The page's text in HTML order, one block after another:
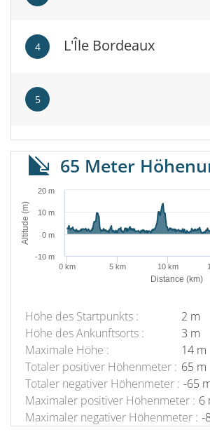
4 L'Île Bordeaux
5
65 Meter
Distance (km)
Altitude (m)
0 km 5 km 10 km
-10 m
0 m
10 m
20 m
Höhe des Startpunkts :
2 m
Höhe des Ankunftsorts :
3 m
Maximale Höhe :
14 m
Totaler positiver Höhenmeter : 65 m
Totaler negativer Höhenmeter : -65
Maximaler positiver Höhenmeter : 6
Maximaler negativer Höhenmeter : -